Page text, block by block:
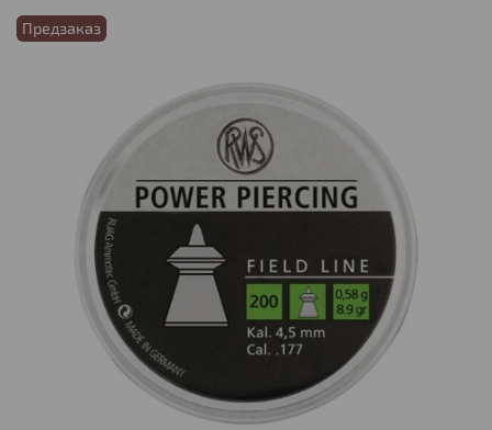
Предзаказ